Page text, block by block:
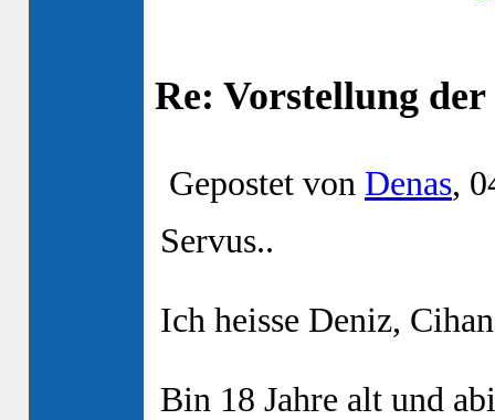
Re: Vorstellung
Gepostet von Denas,
Servus..
Ich heisse Deniz,
Bin 18 Jahre alt und